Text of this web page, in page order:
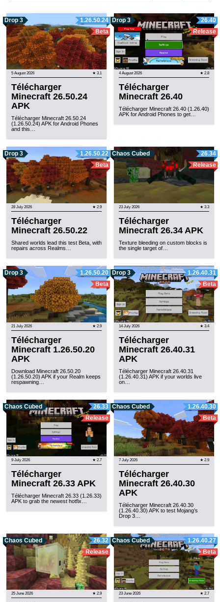
Drop 3
1.26.50.24
Beta
5 August 2026 ★ 3.1
Télécharger
Minecraft 26.50.24
APK
Télécharger Minecraft 26.50.24
(1.26.50.24) APK for Android Phones
and this…
Drop 3
26.40
Release
4 August 2026 ★ 2.8
Télécharger
Minecraft 26.40
Télécharger Minecraft 26.40 (1.26.40)
APK for Android Phones to get…
Drop 3
1.26.50.22
Beta
28 July 2026 ★ 2.9
Télécharger
Minecraft 26.50.22
Shared worlds lead this test Beta, with
repairs across Realms…
Chaos Cubed
26.34
Release
23 July 2026 ★ 3.3
Télécharger
Minecraft 26.34 APK
Texture bleeding on custom blocks is
the single target of…
Drop 3
1.26.50.20
Beta
21 July 2026 ★ 2.9
Télécharger
Minecraft 1.26.50.20
APK
Download Minecraft 26.50.20
(1.26.50.20) APK if your Realm keeps
respawning…
Drop 3
1.26.40.31
Beta
14 July 2026 ★ 3.4
Télécharger
Minecraft 26.40.31
APK
Télécharger Minecraft 26.40.31
(1.26.40.31) APK if your worlds live
on…
Chaos Cubed
26.33
Release
9 July 2026 ★ 2.7
Télécharger
Minecraft 26.33 APK
Télécharger Minecraft 26.33 (1.26.33)
APK to grab the newest hotfix…
Chaos Cubed
1.26.40.30
Beta
7 July 2026 ★ 2.9
Télécharger
Minecraft 26.40.30
APK
Télécharger Minecraft 26.40.30
(1.26.40.30) APK to test Mojang’s
Drop 3…
Chaos Cubed
26.32
Release
25 June 2026 ★ 2.9
Chaos Cubed
1.26.40.27
Beta
23 June 2026 ★ 2.7